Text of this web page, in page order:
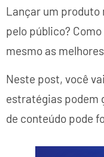
Lançar um produto
pelo público?
mesmo as
Neste post, você
estratégias podem
de conteúdo pode